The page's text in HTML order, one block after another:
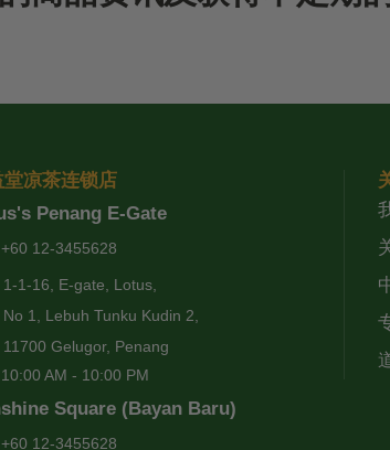
堂凉茶连锁店
Penang E-Gate
+60 12-3455628
1-1-16, E-gate, Lotus,
No 1, Lebuh Tunku Kudin 2,
11700 Gelugor, Penang
10:00 AM - 10:00 PM
Square (Bayan Baru)
+60 12-3455628